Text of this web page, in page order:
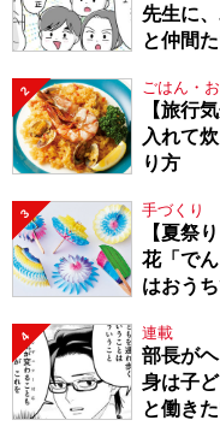
先生に
と仲間
2 ごはん・
【旅行
入れて
り方
3 手づくり
【夏祭
花「で
はおう
4 連載
部長が
身は子
と働き